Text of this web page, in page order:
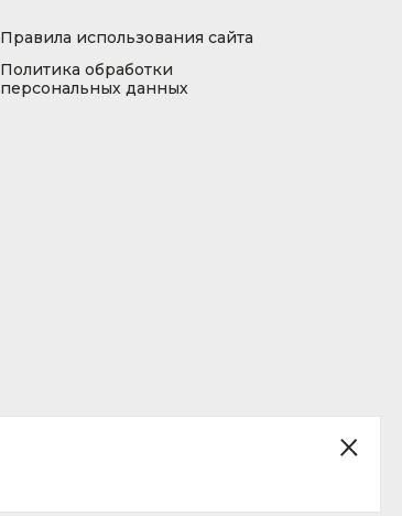
Правила использования сайта
Политика обработки
персональных данных